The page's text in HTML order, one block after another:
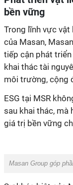
bền vững
Trong lĩnh vực vật
của Masan,
tiếp cận phát
khai thác tài
môi trường, cộng
ESG tại MSR
sau khai thác, mà
giá trị bền vững
Masan Group góp